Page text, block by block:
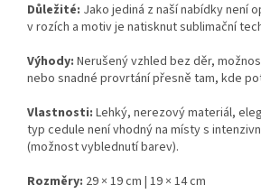
Důležité: Jako jediná z naší nabídky není
v rozích a motiv je natisknut sublimační
Výhody: Nerušený vzhled bez děr,
nebo snadné provrtání přesně tam, kde
Vlastnosti: Lehký, nerezový materiál,
typ cedule není vhodný na místy s
(možnost vyblednutí barev).
Rozměry: 29 × 19 cm | 19 × 14 cm